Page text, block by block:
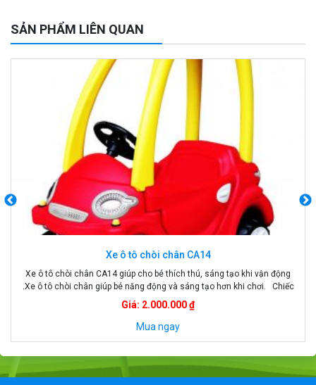
SẢN PHẨM LIÊN QUAN
Xe ô tô chòi chân CA14
Xe ô tô chòi chân CA14 giúp cho bé thích thú, sáng tạo khi vận động
.Xe ô tô chòi chân giúp bé năng động và sáng tạo hơn khi chơi. Chiếc
xe có màu sắc sặc sỡ và bền màu, sẽ thu hút và khiến cho bé thích thú
khi sử dụng Với […]
Giá: 2.000.000 ₫
Mua ngay